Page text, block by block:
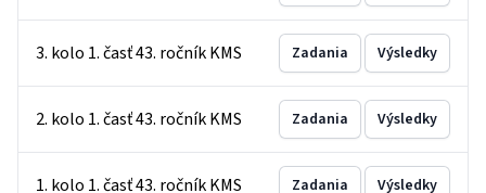
3. kolo 1. časť 43. ročník KMS Zadania Výsledky
2. kolo 1. časť 43. ročník KMS Zadania Výsledky
1. kolo 1. časť 43. ročník KMS Zadania Výsledky